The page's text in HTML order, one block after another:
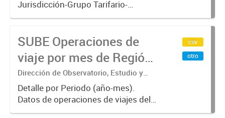
Jurisdicción-Grupo Tarifario-
Empresa-Línea. Datos de
único de boleto electrónico(SUBE)
para el periodo registrado desde
01/01/2013 hasta...
SUBE Operaciones de
viaje por mes de Región
Metropolitana de
Buenos Aires, agregado
por Mes
Dirección de Observatorio, Estudio y
Sistemas – Ministerio de Transporte
Detalle por Periodo (año-mes).
Datos de operaciones de viajes del
sistema único de boleto
csv
otro